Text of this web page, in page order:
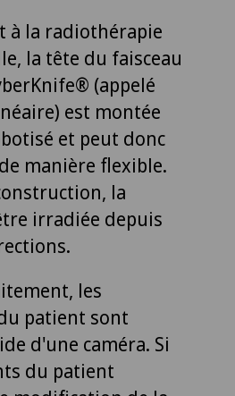
à la radiothérapie
la tête du faisceau
(appelé
est montée
et peut donc
manière flexible.
la
irradiée depuis
les
patient sont
d'une caméra. Si
du patient